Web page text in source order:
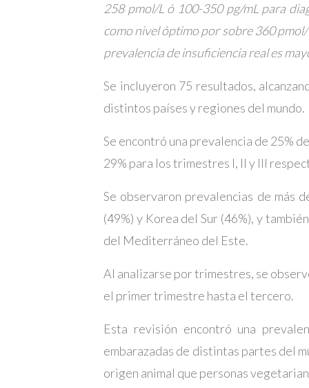
258 pmol/L ó 100-350 pg/mL para
como nivel óptimo por sobre 360
prevalencia de insuficiencia real es
Se incluyeron 75 resultados,
distintos países y regiones del mundo.
Se encontró una prevalencia de 25%
29% para los trimestres I, II y III
Se observaron prevalencias de más
(49%) y Korea del Sur (46%), y
del Mediterráneo del Este.
Al analizarse por trimestres, se
el primer trimestre hasta el tercero.
Esta revisión encontró una
embarazadas de distintas partes del
origen animal que personas